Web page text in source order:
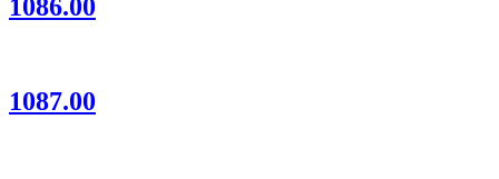
1086.00
1087.00